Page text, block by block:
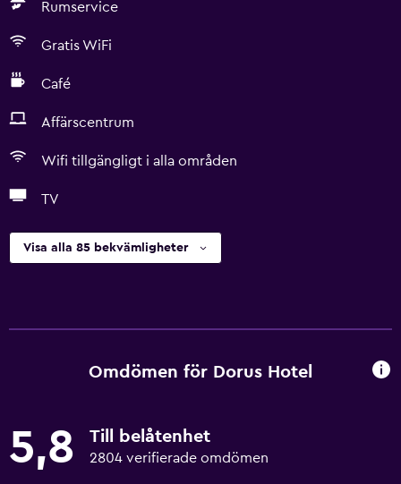
Rumservice
Gratis WiFi
Café
Affärscentrum
Wifi tillgängligt i alla områden
TV
Visa alla 85 bekvämligheter
Omdömen för Dorus Hotel
5,8 Till belåtenhet
2804 verifierade omdömen